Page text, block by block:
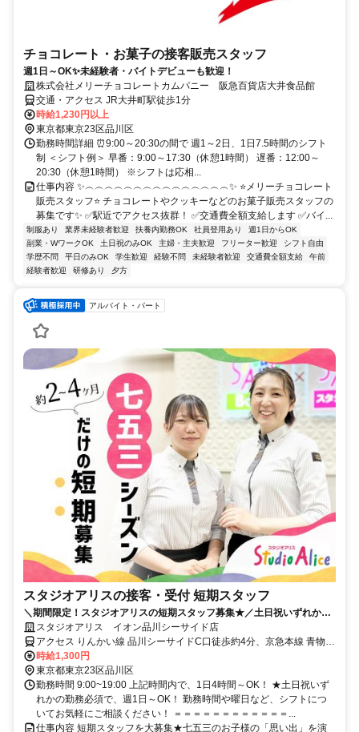
チョコレート・お菓子の接客販売スタッフ
週1日～OK✨未経験者・バイトデビューも歓迎！
株式会社メリーチョコレートカムパニー 阪急百貨店大井食品館
交通・アクセス JR大井町駅徒歩1分
時給1,230円以上
東京都東京23区品川区
勤務時間詳細 ⏰9:00～20:30の間で 週1～2日、1日7.5時間のシフト
制 ＜シフト例＞ 早番：9:00～17:30（休憩1時間） 遅番：12:00～
20:30（休憩1時間） ※シフトは応相...
仕事内容 ✨︵︵︵︵︵︵︵︵︵︵︵︵︵︵︵✨ ⭐メリーチョコレート
販売スタッフ⭐ チョコレートやクッキーなどのお菓子販売スタッフの
募集です✨ ✅駅近でアクセス抜群！ ✅交通費全額支給します ✅バイ...
制服あり 業界未経験者歓迎 扶養内勤務OK 社員登用あり
週1日からOK
副業・WワークOK
土日祝のみOK 主婦・主夫歓迎 フリーター歓迎
シフト自由
学歴不問
平日のみOK 学生歓迎 経験不問 未経験者歓迎 交通費全額支給
午前
経験者歓迎
研修あり 夕方
アルバイト・パート
スタジオアリスの接客・受付 短期スタッフ
＼期間限定！スタジオアリスの短期スタッフ募集★／土日祝いずれかの
勤務必須で週1日、1日4h～OK！
スタジオアリス イオン品川シーサイド店
アクセス りんかい線 品川シーサイドC口徒歩約4分、京急本線 青物横
丁徒歩約8分、京急本線 新馬場南口徒歩約13分 東京臨海高速鉄道 品
川シーサイド駅よりすぐ
時給1,300円
東京都東京23区品川区
勤務時間 9:00~19:00 上記時間内で、1日4時間～OK！ ★土日祝いず
れかの勤務必須で、週1日～OK！ 勤務時間や曜日など、シフトにつ
いてお気軽にご相談ください！ ＝＝＝＝＝＝＝＝＝＝＝＝...
仕事内容 短期スタッフを大募集★七五三のお子様の「思い出」を演